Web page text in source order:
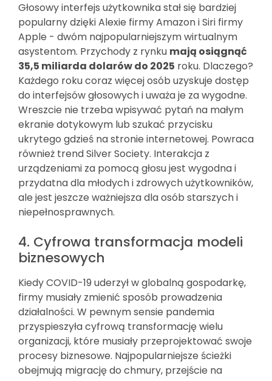
Głosowy interfejs użytkownika stał się bardziej
popularny dzięki Alexie firmy Amazon i Siri firmy
Apple - dwóm najpopularniejszym wirtualnym
asystentom. Przychody z rynku mają osiągnąć
35,5 miliarda dolarów do 2025 roku. Dlaczego?
Każdego roku coraz więcej osób uzyskuje dostęp
do interfejsów głosowych i uważa je za wygodne.
Wreszcie nie trzeba wpisywać pytań na małym
ekranie dotykowym lub szukać przycisku
ukrytego gdzieś na stronie internetowej. Powraca
również trend Silver Society. Interakcja z
urządzeniami za pomocą głosu jest wygodna i
przydatna dla młodych i zdrowych użytkowników,
ale jest jeszcze ważniejsza dla osób starszych i
niepełnosprawnych.
4. Cyfrowa transformacja modeli
biznesowych
Kiedy COVID-19 uderzył w globalną gospodarkę,
firmy musiały zmienić sposób prowadzenia
działalności. W pewnym sensie pandemia
przyspieszyła cyfrową transformację wielu
organizacji, które musiały przeprojektować swoje
procesy biznesowe. Najpopularniejsze ścieżki
obejmują migrację do chmury, przejście na